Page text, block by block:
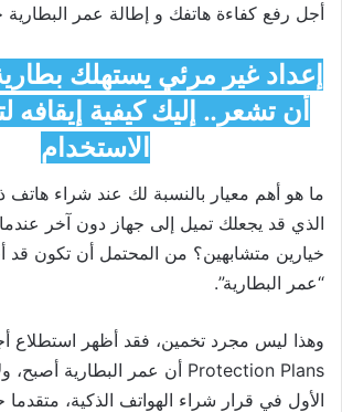
أجل رفع كفاءة هاتفك و إطالة عمر البطارية
إعداد غير مرئي يستهلك
أن تشعر.. إليك كيفية
الاستخدام
ما هو أهم معيار بالنسبة لك عند شراء هاتف
الذي قد يجعلك تميل إلى جهاز دون آخر
خيارين متشابهين؟ من المحتمل أن تكون
“عمر البطارية”.
وهذا ليس مجرد تخمين، فقد أظهر استطلاع
Protection Plans أن عمر البطارية أصبح،
الأول في قرار شراء الهواتف الذكية،